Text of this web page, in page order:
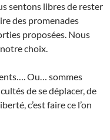
sentons libres de rester
des promenades
proposées. Nous
choix.
Ou… sommes
de se déplacer, de
c’est faire ce l’on